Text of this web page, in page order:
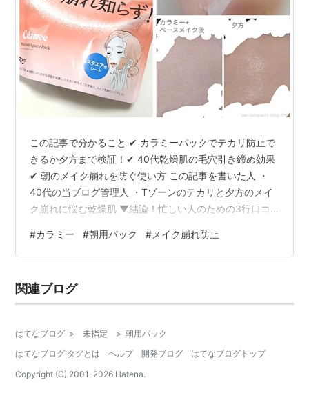
この記事で分かること ✔ カラミーパックでテカリ防止で
きるか夕方まで検証！✔ 40代乾燥肌の毛穴引き締め効果
✔ 朝のメイク崩れを防ぐ使い方 この記事を書いた人 ・
40代の当ブログ管理人 ・Tゾーンのテカリと夕方のメイ
ク崩れに悩む乾燥肌 ▼結論！忙しい人のための3行口コ
湿✔ 50枚入り990円で毎日使いしやすいコスパ◎✔ 朝使
うことで夕方までさらさらな肌をキープ ※詳しい商品詳
クキープスクエアパックが新発売 朝のスキンケアでメイ
クの密着度を高めるカラミー カラミーのパックはどこで
#カラミー #朝用パック # メイク崩れ防止
関連ブログ
はてなブログ > 未指定 > 朝用パック
はてなブログ タグとは
ヘルプ 開発ブログ
はてなブログトップ
Copyright (C) 2001-2026 Hatena.